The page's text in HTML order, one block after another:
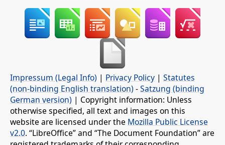
Impressum (Legal Info) | Privacy Policy | Statutes
(non-binding English translation) -Satzung (binding
German version) | Copyright information: Unless
otherwise specified, all text and images on this
website are licensed under the Mozilla Public License
v2.0. “LibreOffice” and “The Document Foundation” are